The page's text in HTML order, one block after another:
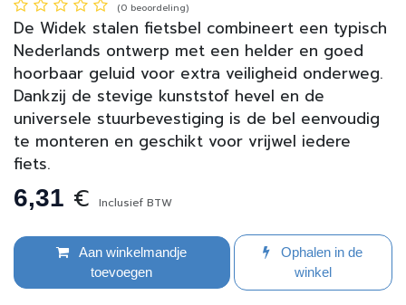
(0 beoordeling)
De Widek stalen fietsbel combineert een typisch
Nederlands ontwerp met een helder en goed
hoorbaar geluid voor extra veiligheid onderweg.
Dankzij de stevige kunststof hevel en de
universele stuurbevestiging is de bel eenvoudig
te monteren en geschikt voor vrijwel iedere
fiets.
6,31 € Inclusief BTW
Aan winkelmandje
toevoegen
Ophalen in de
winkel